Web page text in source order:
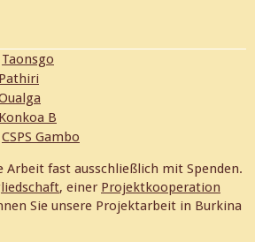
Taonsgo
Pathiri
Konkoa B
CSPS Gambo
Arbeit fast ausschließlich mit Spenden.
, einer Projektkooperation
Sie unsere Projektarbeit in Burkina